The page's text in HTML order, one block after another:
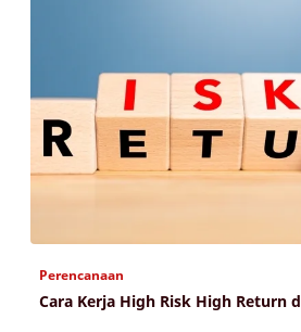
Perencanaan
Cara Kerja High Risk High Return